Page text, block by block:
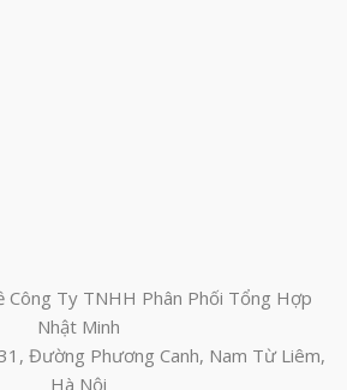
Công Ty TNHH Phân Phối Tổng Hợp
Nhật Minh
Đường Phương Canh, Nam Từ Liêm,
Hà Nội